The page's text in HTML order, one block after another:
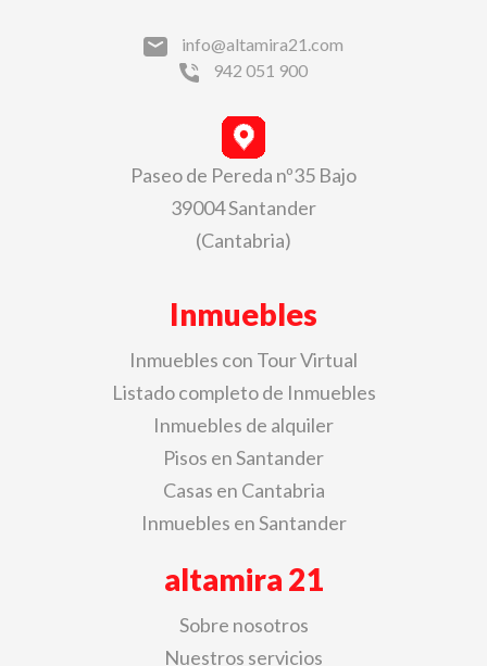
info@altamira21.com
942 051 900
Paseo de Pereda nº35 Bajo
39004 Santander
(Cantabria)
Inmuebles
Inmuebles con Tour Virtual
Listado completo de Inmuebles
Inmuebles de alquiler
Pisos en Santander
Casas en Cantabria
Inmuebles en Santander
altamira 21
Sobre nosotros
Nuestros servicios